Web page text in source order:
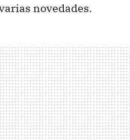
novedades.